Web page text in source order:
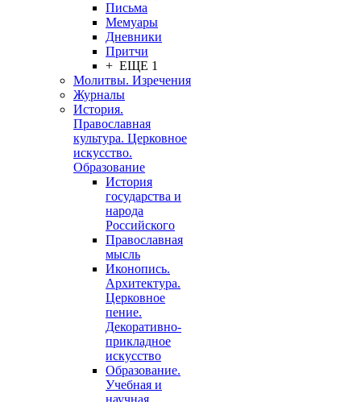
Письма
Мемуары
Дневники
Притчи
+ ЕЩЕ 1
Молитвы. Изречения
Журналы
История.
Православная
культура. Церковное
искусство.
Образование
История
государства и
народа
Российского
Православная
мысль
Иконопись.
Архитектура.
Церковное
пение.
Декоративно-
прикладное
искусство
Образование.
Учебная и
научная